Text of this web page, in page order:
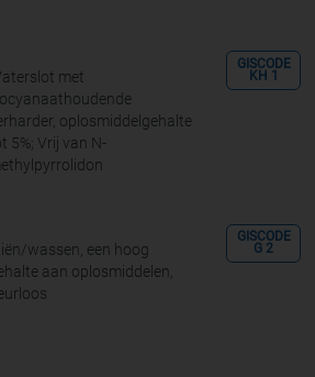
met
oplosmiddelgehalte
5%; Vrij van N-
GISCODE
KH 1
wassen, een hoog
aan oplosmiddelen,
GISCODE
G 2